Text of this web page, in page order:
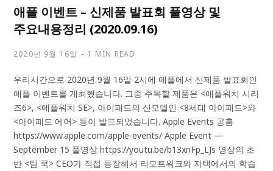
애플 이벤트 – 신제품 발표회 풀영상 및
주요내용정리 (2020.09.16)
2020년 9월 16일 1 MIN READ
우리시간으로 2020년 9월 16일 2시에 애플에서 신제품 발표회인
애플 이벤트를 개최했습니다. 그중 주목할 제품은 <애플워치 시리
즈6>, <애플워치 SE>, 아이패드의 신모델인 <8세대 아이패드>와
<아이패드 에어> 등이 발표되었습니다. Apple Events 공홈
https://www.apple.com/apple-events/ Apple Event —
September 15 풀영상 https://youtu.be/b13xnFp_LJs 영상의 초
반 <팀 쿡> CEO가 직접 등장해서 리모트워크와 자택에서의 학습